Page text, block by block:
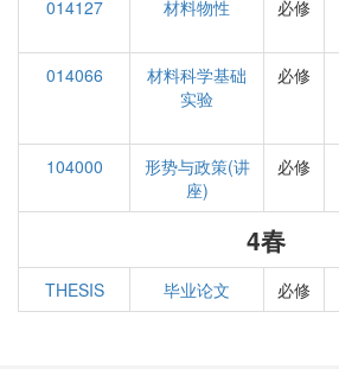
014127 材料物性 必修
014066
材料科学基础
实验
必修
104000
形势与政策(讲
座)
必修
4春
THESIS 毕业论文 必修